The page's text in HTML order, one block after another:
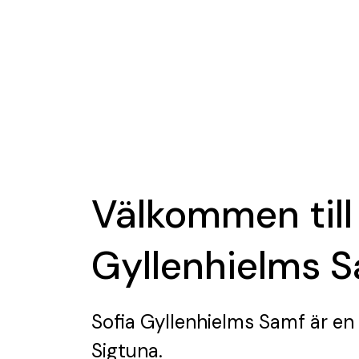
Välkommen
Gyllenhielms
Sofia Gyllenhielms Samf är
Sigtuna.